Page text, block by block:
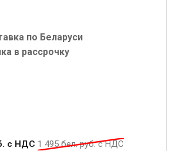
по Беларуси
в рассрочку
с НДС 1 495бел. руб. с НДС